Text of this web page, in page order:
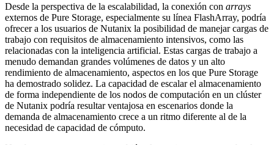
Desde la perspectiva de la escalabilidad, la conexión con arrays
externos de Pure Storage, especialmente su línea FlashArray, podría
ofrecer a los usuarios de Nutanix la posibilidad de manejar cargas de
trabajo con requisitos de almacenamiento intensivos, como las
relacionadas con la inteligencia artificial. Estas cargas de trabajo a
menudo demandan grandes volúmenes de datos y un alto
rendimiento de almacenamiento, aspectos en los que Pure Storage
ha demostrado solidez. La capacidad de escalar el almacenamiento
de forma independiente de los nodos de computación en un clúster
de Nutanix podría resultar ventajosa en escenarios donde la
demanda de almacenamiento crece a un ritmo diferente al de la
necesidad de capacidad de cómputo.